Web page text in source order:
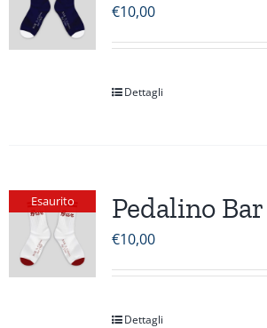
€10,00
Dettagli
Esaurito Pedalino
€10,00
Dettagli